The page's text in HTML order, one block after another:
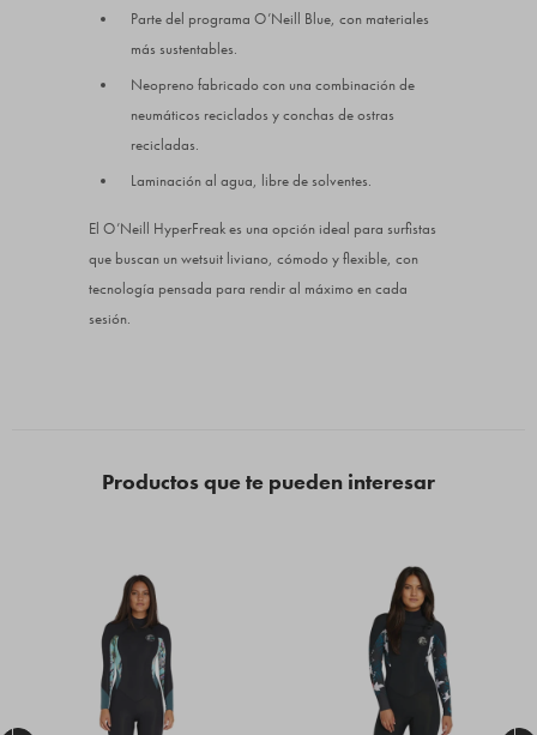
Parte del programa O’Neill Blue, con materiales
más sustentables.
Neopreno fabricado con una combinación de
neumáticos reciclados y conchas de ostras
recicladas.
Laminación al agua, libre de solventes.
El O’Neill HyperFreak es una opción ideal para surfistas
que buscan un wetsuit liviano, cómodo y flexible, con
tecnología pensada para rendir al máximo en cada
sesión.
Productos que te pueden interesar